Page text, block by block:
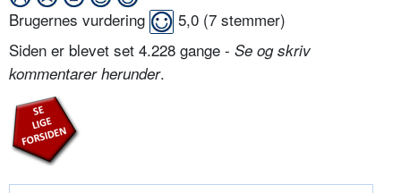
Brugernes vurdering 5,0 (7 stemmer)
Siden er blevet set 4.228 gange - Se og skriv
kommentarer herunder.